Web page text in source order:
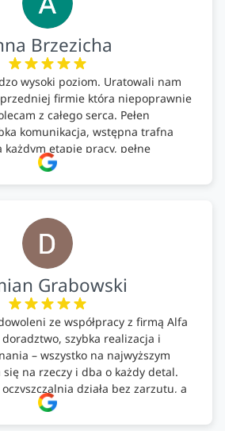
Brzezicha
wysoki poziom. Uratowali nam
firmie która niepoprawnie
z całego serca. Pełen
komunikacja, wstępna trafna
etapie pracy, pełne
i znający się na rzeczy.
na wysokim poziomie, rzetelna.
Grabowski
ze współpracy z firmą Alfa
szybka realizacja i
– wszystko na najwyższym
na rzeczy i dba o każdy detal.
działa bez zarzutu, a
zgodnie z terminem i
sumieniem polecamy Alfa Tech